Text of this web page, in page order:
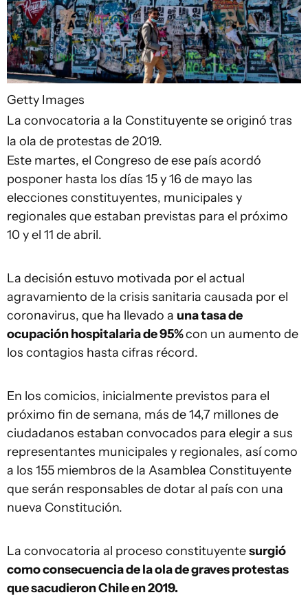
Getty Images
La convocatoria a la Constituyente se originó tras
la ola de protestas de 2019.
Este martes, el Congreso de ese país acordó
posponer hasta los días 15 y 16 de mayo las
elecciones constituyentes, municipales y
regionales que estaban previstas para el próximo
10 y el 11 de abril.
La decisión estuvo motivada por el actual
agravamiento de la crisis sanitaria causada por el
coronavirus, que ha llevado a una tasa de
ocupación hospitalaria de 95%con un aumento de
los contagios hasta cifras récord.
En los comicios, inicialmente previstos para el
próximo fin de semana, más de 14,7 millones de
ciudadanos estaban convocados para elegir a sus
representantes municipales y regionales, así como
a los 155 miembros de la Asamblea Constituyente
que serán responsables de dotar al país con una
nueva Constitución.
La convocatoria al proceso constituyentesurgió
como consecuencia de la ola de graves protestas
que sacudieron Chile en 2019.